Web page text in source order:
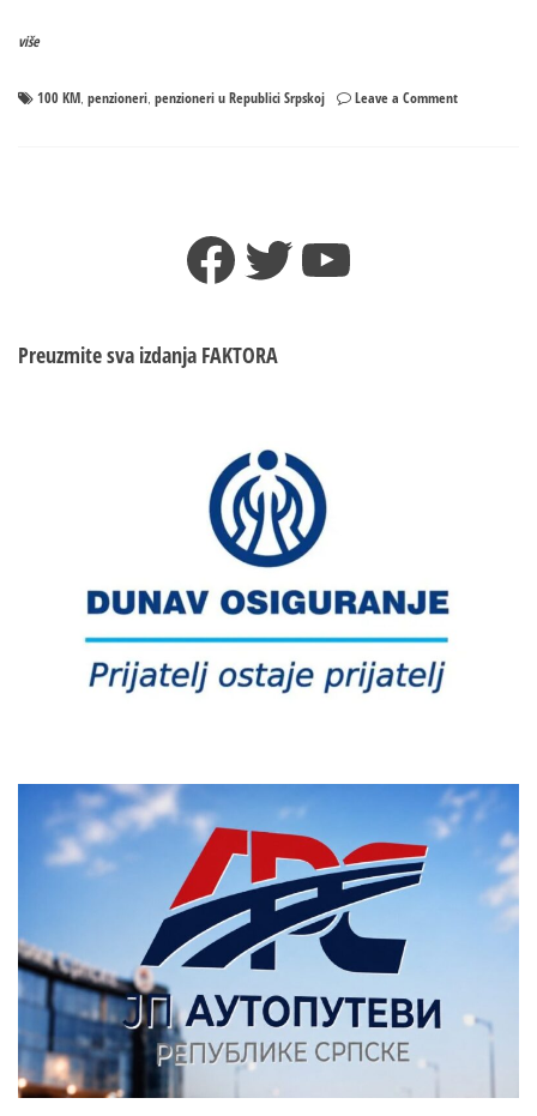
više
100 KM, penzioneri, penzioneri u Republici Srpskoj Leave a Commenton
Facebook
TwitterYouTube
Preuzmite sva izdanja FAKTORA